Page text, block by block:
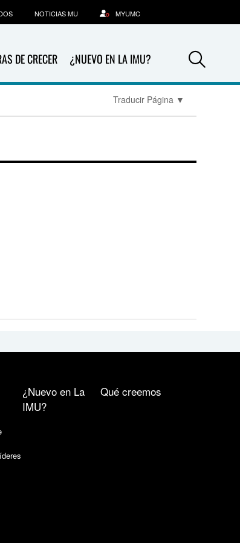
DE CRECER ¿NUEVO EN LA IMU?
NOTICIAS MU MYUMC
Traducir Página ▼
¿Nuevo en La
IMU?
Qué creemos